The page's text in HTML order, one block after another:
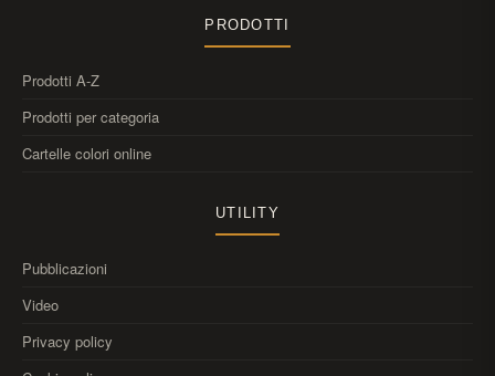
PRODOTTI
Prodotti A-Z
Prodotti per categoria
Cartelle colori online
UTILITY
Pubblicazioni
Video
Privacy policy